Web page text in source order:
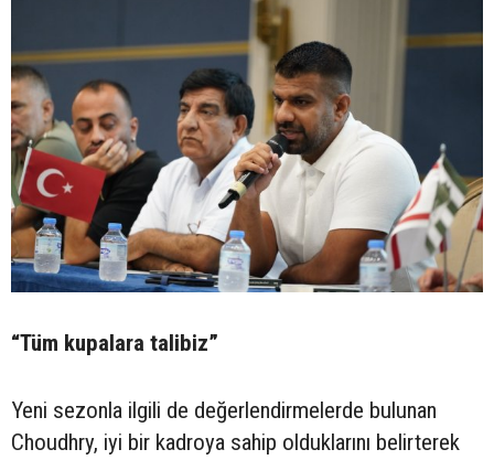
“Tüm kupalara talibiz”
Yeni sezonla ilgili de değerlendirmelerde bulunan
Choudhry, iyi bir kadroya sahip olduklarını belirterek